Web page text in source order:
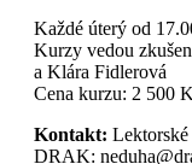
Každé úterý od
Kurzy vedou
a Klára Fidlerová
Cena kurzu: 2 500
Kontakt:
DRAK: